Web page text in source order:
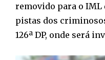
removido para o IML
pistas dos
126ª DP, onde será